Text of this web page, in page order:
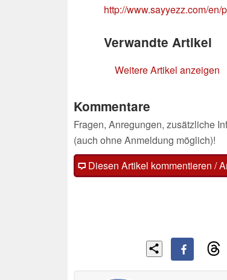
http://www.sayyezz.com/
Verwandte Artikel
Weitere Artikel anzeigen
Kommentare
Fragen, Anregungen, zusätzliche
(auch ohne Anmeldung möglich)!
Diesen Artikel kommentieren /